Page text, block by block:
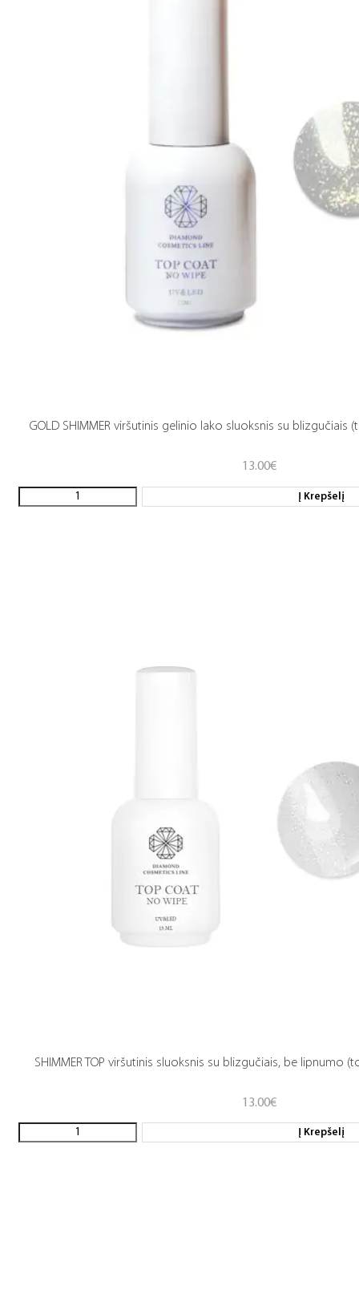
GOLD SHIMMER viršutinis gelinio lako sluoksnis su
13.00€
Į Krepšelį
SHIMMER TOP viršutinis sluoksnis su blizgučiais, be lipnumo
13.00€
Į Krepšelį